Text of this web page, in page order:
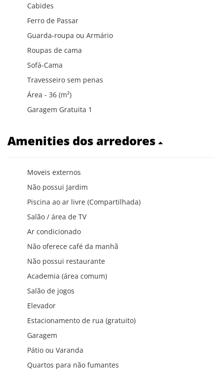
Cabides
Ferro de Passar
Guarda-roupa ou Armário
Roupas de cama
Sofá-Cama
Travesseiro sem penas
Área - 36 (m²)
Garagem Gratuita 1
Amenities dos arredores
Moveis externos
Não possui Jardim
Piscina ao ar livre (Compartilhada)
Salão / área de TV
Ar condicionado
Não oferece café da manhã
Não possui restaurante
Academia (área comum)
Salão de jogos
Elevador
Estacionamento de rua (gratuito)
Garagem
Pátio ou Varanda
Quartos para não fumantes